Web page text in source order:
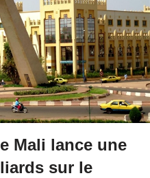
Mali lance une
sur le